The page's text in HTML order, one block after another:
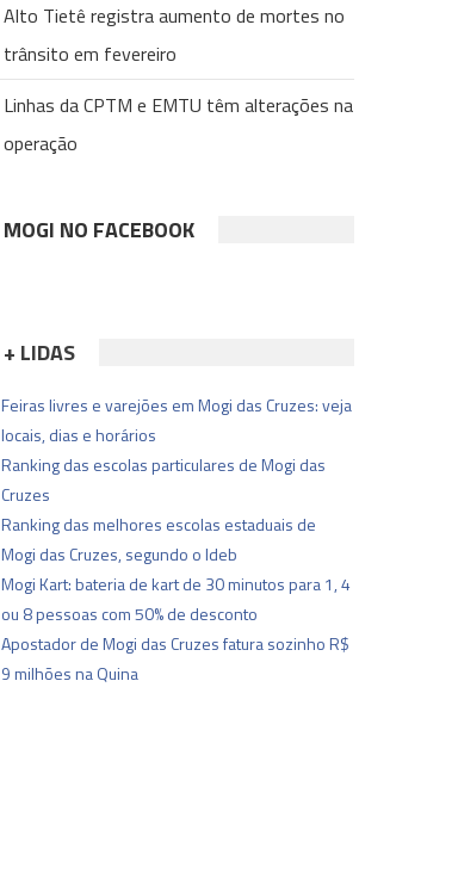
Alto Tietê registra aumento de mortes no
trânsito em fevereiro
Linhas da CPTM e EMTU têm alterações na
operação
MOGI NO FACEBOOK
+ LIDAS
Feiras livres e varejões em Mogi das Cruzes: veja
locais, dias e horários
Ranking das escolas particulares de Mogi das
Cruzes
Ranking das melhores escolas estaduais de
Mogi das Cruzes, segundo o Ideb
Mogi Kart: bateria de kart de 30 minutos para 1, 4
ou 8 pessoas com 50% de desconto
Apostador de Mogi das Cruzes fatura sozinho R$
9 milhões na Quina